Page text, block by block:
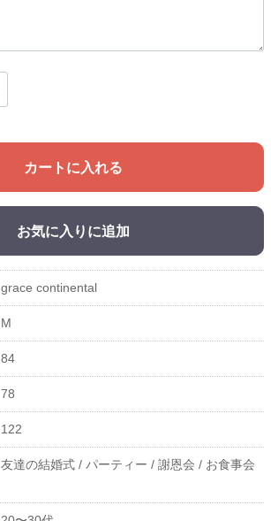
カートに入れる
お気に入りに追加
grace continental
M
84
78
122
友達の結婚式 / パーティー / 謝恩会 / お食事会